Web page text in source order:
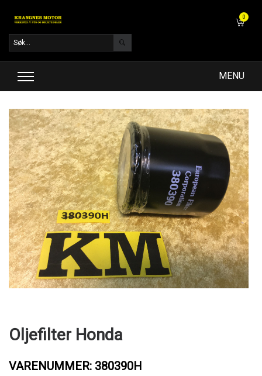
0
MENU
Oljefilter Honda
VARENUMMER: 380390H